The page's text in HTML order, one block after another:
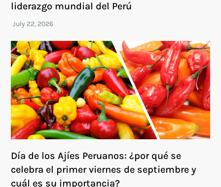
liderazgo mundial del Perú
Día de los Ajíes Peruanos: ¿por qué se
celebra el primer viernes de septiembre y
cuál es su importancia?